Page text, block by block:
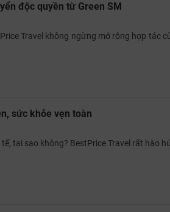
độc quyền từ Green SM
Travel không ngừng mở rộng hợp tác
sức khỏe vẹn toàn
tại sao không? BestPrice Travel rất hào